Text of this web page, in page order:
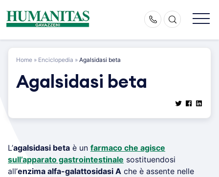
content
Home » Enciclopedia » Agalsidasi beta
Agalsidasi beta
L’agalsidasi beta è un farmaco che agisce
sull’apparato gastrointestinale sostituendosi
all’enzima alfa-galattosidasi A che è assente nelle